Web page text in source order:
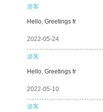
游客
Hello, Greetings fr
2022-05-24
游客
Hello, Greetings fr
2022-05-10
游客